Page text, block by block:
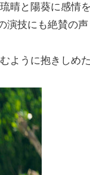
晴と陽葵に感情
演技にも絶賛の声
ように抱きしめ